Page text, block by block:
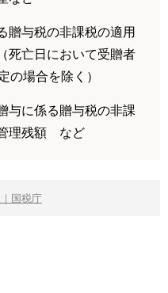
贈与税の非課税の適用
死亡日において受贈者
の場合を除く）
与に係る贈与税の非課
理残額 など
国税庁